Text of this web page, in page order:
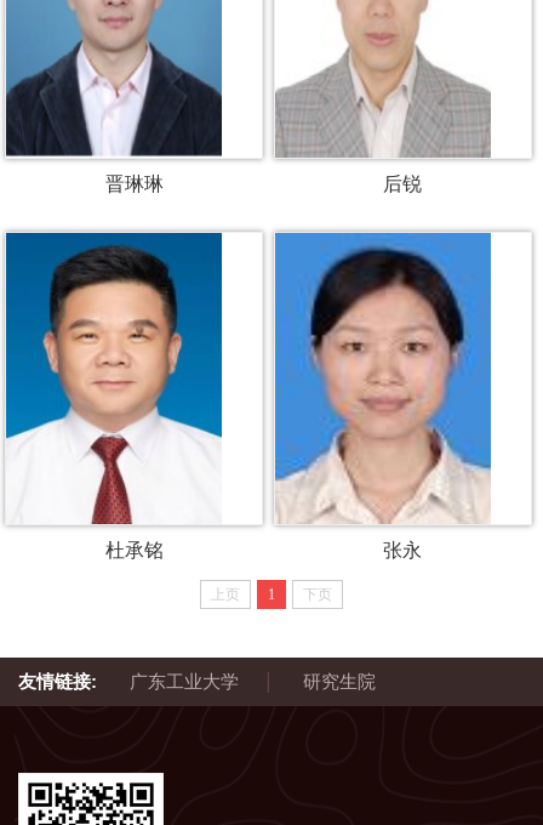
晋琳琳 后锐
杜承铭 张永
上页 1 下页
友情链接: 广东工业大学 研究生院